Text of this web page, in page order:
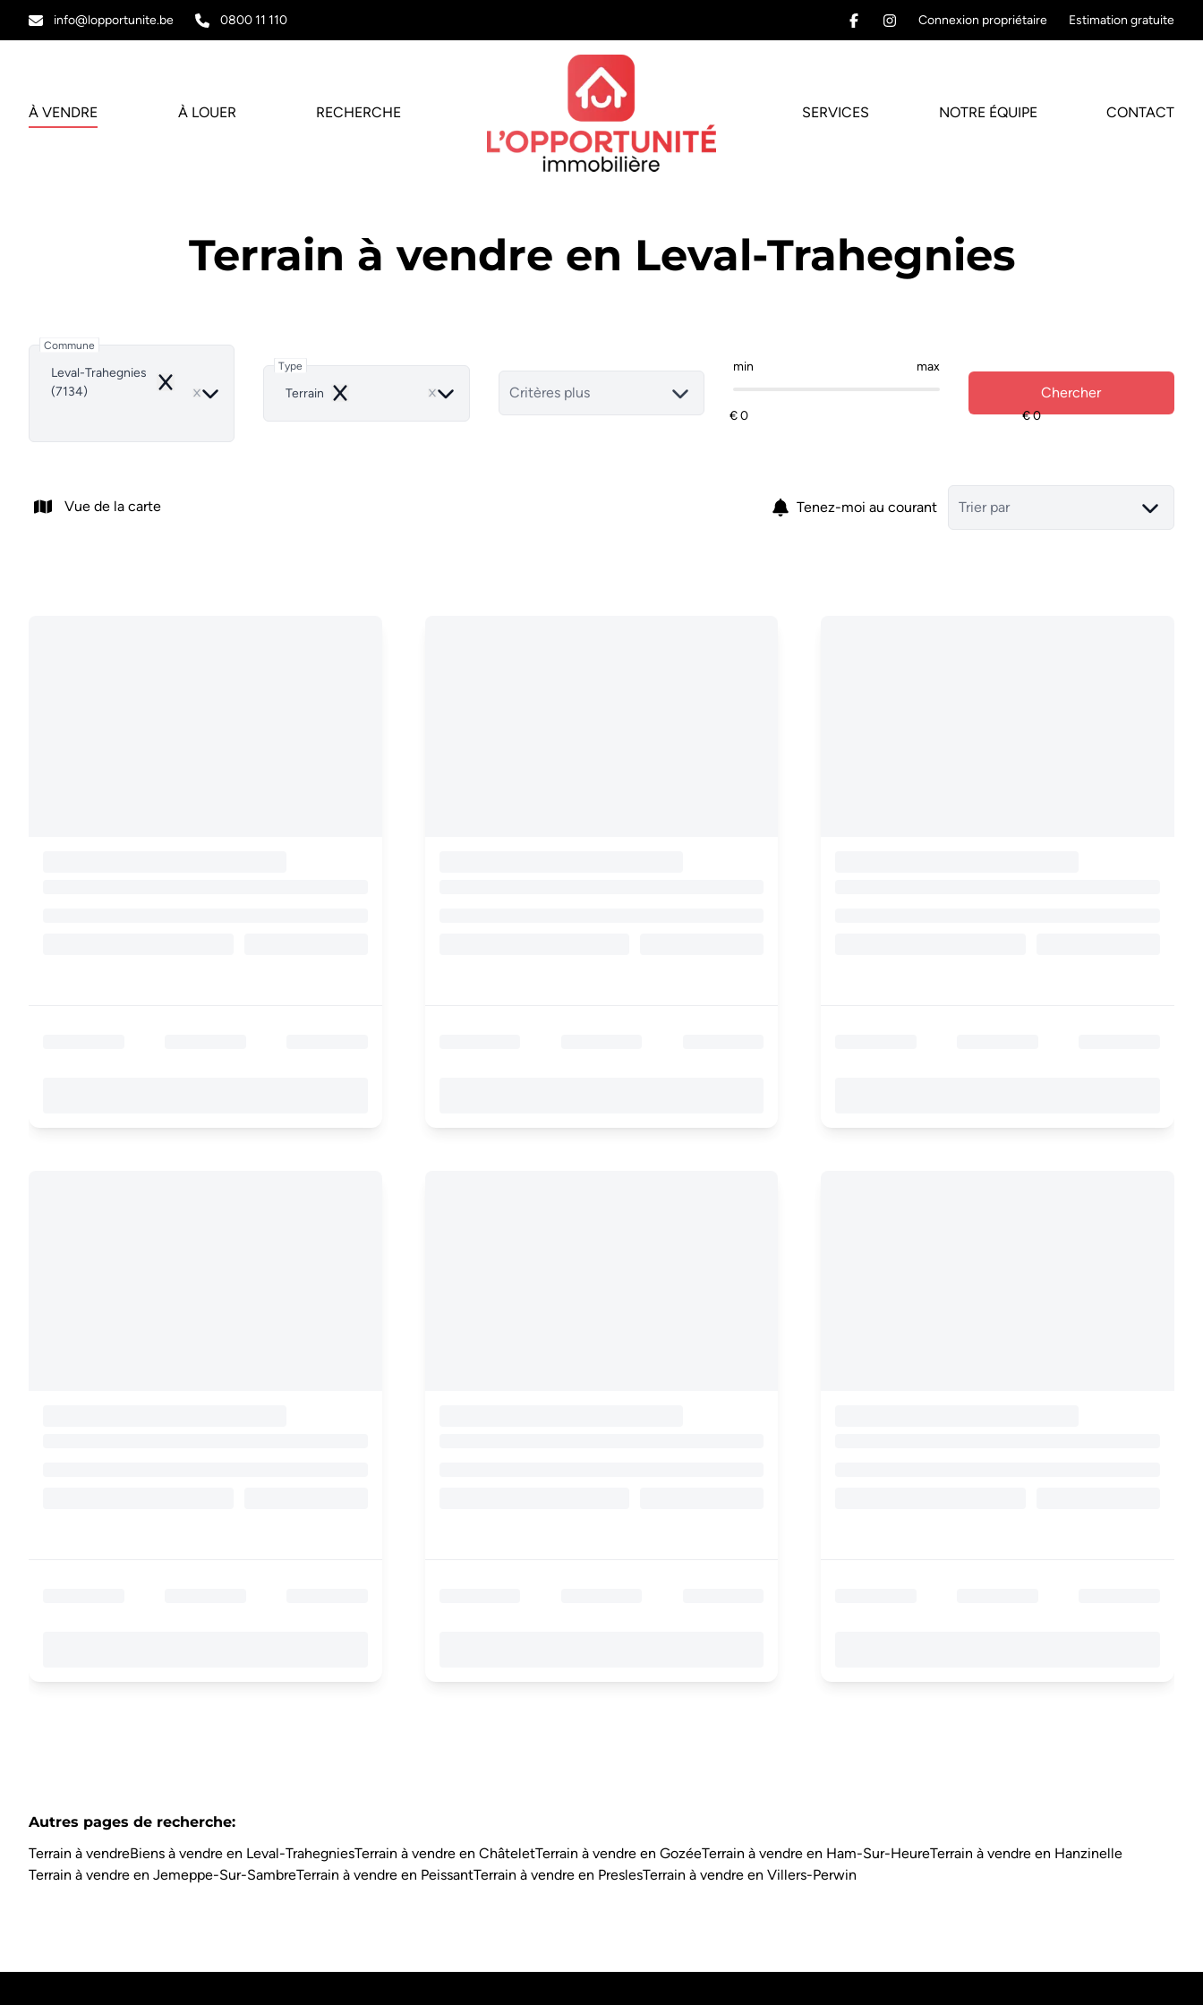
info@lopportunite.be 0800 11 110 Connexion propriétaire Estimation gratuite
À VENDRE À LOUER RECHERCHE SERVICES NOTRE ÉQUIPE CONTACT
Terrain à vendre en Leval-Trahegnies
Commune
Leval-Trahegnies
(7134)
Remove
Type
Terrain
Remove Critères plus
min max
Chercher
Vue de la carte Tenez-moi au courant Trier par
Autres pages de recherche:
Terrain à vendreBiens à vendre en Leval-TrahegniesTerrain à vendre en ChâteletTerrain à vendre en GozéeTerrain à vendre en Ham-Sur-HeureTerrain à vendre en Hanzinelle
Terrain à vendre en Jemeppe-Sur-SambreTerrain à vendre en PeissantTerrain à vendre en PreslesTerrain à vendre en Villers-Perwin